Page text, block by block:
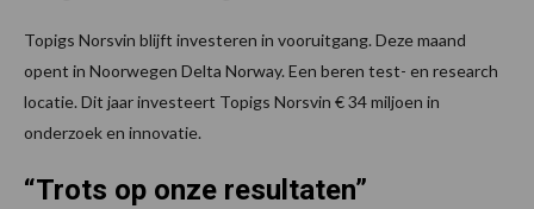
Topigs Norsvin blijft investeren in vooruitgang. Deze maand
opent in Noorwegen Delta Norway. Een beren test- en research
locatie. Dit jaar investeert Topigs Norsvin € 34 miljoen in
onderzoek en innovatie.
“Trots op onze resultaten”